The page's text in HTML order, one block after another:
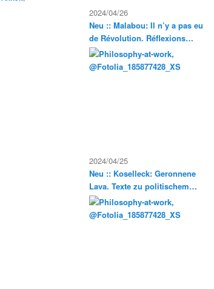
2024/04/26
Neu :: Malabou: Il n’y a pas eu
de Révolution. Réflexions
anarchistes sur la propriété et
la condition servile en France
2024/04/25
Neu :: Koselleck: Geronnene
Lava. Texte zu politischem
Totenkult und Erinnerung